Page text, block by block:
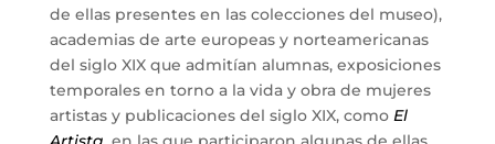
de ellas presentes en las colecciones del museo),
academias de arte europeas y norteamericanas
del siglo XIX que admitían alumnas, exposiciones
temporales en torno a la vida y obra de mujeres
artistas y publicaciones del siglo XIX, como El